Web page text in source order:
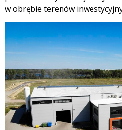
w obrębie terenów